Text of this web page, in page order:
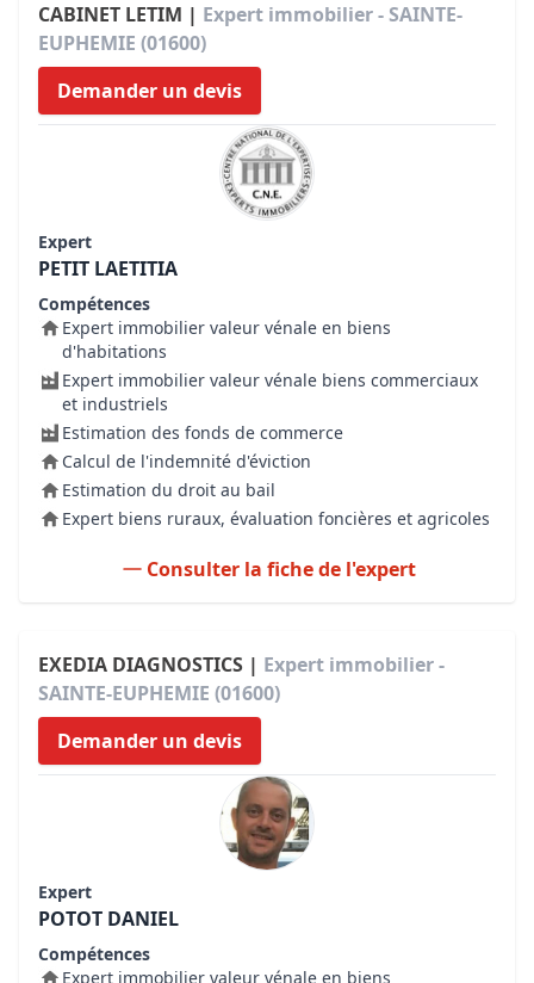
CABINET LETIM | Expert immobilier - SAINTE-
EUPHEMIE (01600)
Demander un devis
Expert
PETIT LAETITIA
Compétences
Expert immobilier valeur vénale en biens
d'habitations
Expert immobilier valeur vénale biens commerciaux
et industriels
Estimation des fonds de commerce
Calcul de l'indemnité d'éviction
Estimation du droit au bail
Expert biens ruraux, évaluation foncières et agricoles
Consulter la fiche de l'expert
EXEDIA DIAGNOSTICS | Expert immobilier -
SAINTE-EUPHEMIE (01600)
Demander un devis
Expert
POTOT DANIEL
Compétences
Expert immobilier valeur vénale en biens